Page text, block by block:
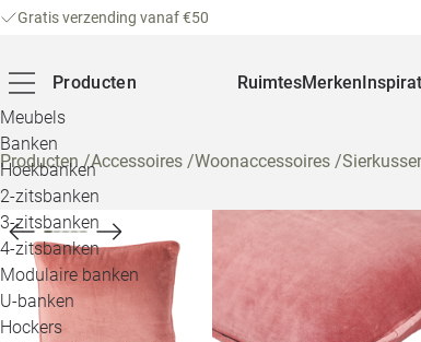
Gratis verzending vanaf €50
Producten
Meubels
Banken
Hoekbanken
2-zitsbanken
3-zitsbanken
4-zitsbanken
Modulaire banken
U-banken
Hockers
RuimtesMerken
Producten/Accessoires /Woonaccessoires /